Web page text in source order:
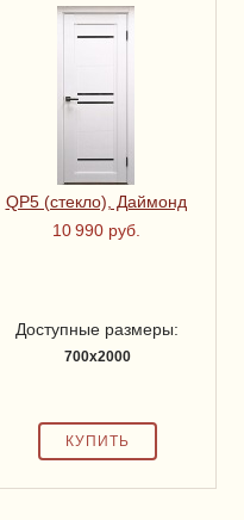
Доступные размеры:
700x2000
QP5 (стекло), Даймонд
10 990 руб.